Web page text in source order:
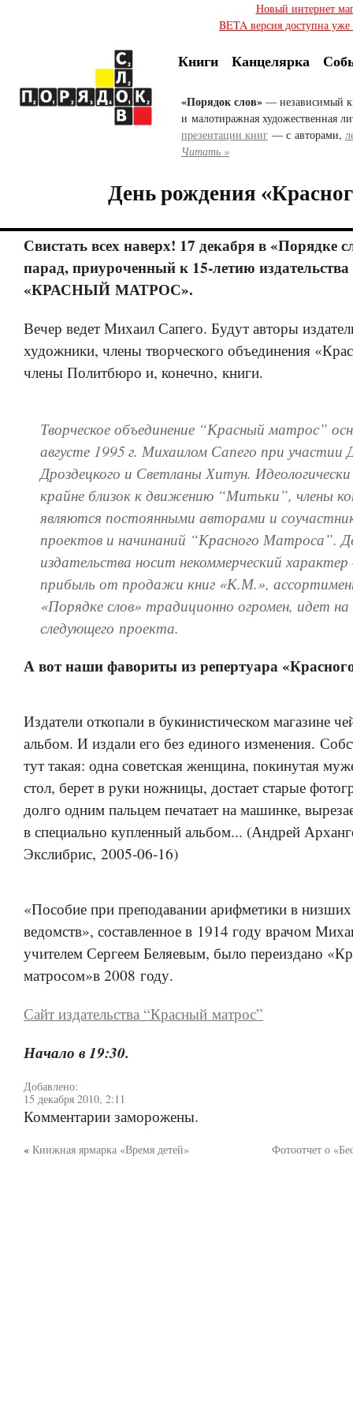
Новый интернет
BETA версия доступна
Книги Канцелярка
«Порядок слов» — независимый
и малотиражная художественная
презентации книг — с авторами,
Читать »
День рождения
Свистать всех наверх! 17 декабря в «Порядке
парад, приуроченный к 15-летию издательства
«КРАСНЫЙ МАТРОС».
Вечер ведет Михаил Сапего. Будут авторы
художники, члены творческого объединения
члены Политбюро и, конечно, книги.
Творческое объединение “Красный матрос”
августе 1995 г. Михаилом Сапего при участии
Дроздецкого и Светланы Хитун.
крайне близок к движению “Митьки”, члены
являются постоянными авторами и
проектов и начинаний “Красного Матроса”.
издательства носит некоммерческий характер
прибыль от продажи книг «К.М.»,
«Порядке слов» традиционно огромен, идет на
следующего проекта.
А вот наши фавориты из репертуара
Издатели откопали в букинистическом магазине
альбом. И издали его без единого изменения.
тут такая: одна советская женщина, покинутая
стол, берет в руки ножницы, достает старые
долго одним пальцем печатает на машинке,
в специально купленный альбом... (Андрей
Экслибрис, 2005-06-16)
«Пособие при преподавании арифметики в
ведомств», составленное в 1914 году врачом
учителем Сергеем Беляевым, было переиздано
матросом»в 2008 году.
Сайт издательства “Красный матрос”
Начало в 19:30.
Добавлено:
15 декабря 2010, 2:11
Комментарии заморожены.
« Книжная ярмарка «Время детей» Фотоотчет о